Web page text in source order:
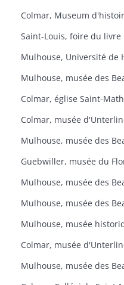
Colmar, Museum
Saint-Louis, foire du livre
Mulhouse, musée des